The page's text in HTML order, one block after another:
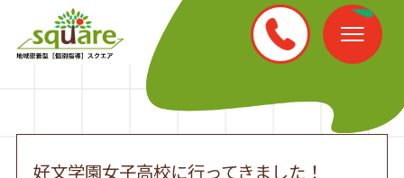
好文学園女子高校に行ってきました！